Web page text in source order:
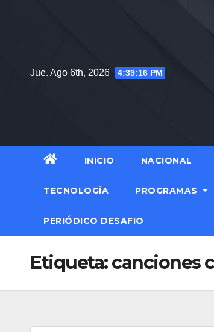
Jue. Ago 6th, 2026 4:39:16 PM
INICIO NACIONAL
TECNOLOGÍA PROGRAMAS
PERIÓDICO DESAFIO
Etiqueta:canciones